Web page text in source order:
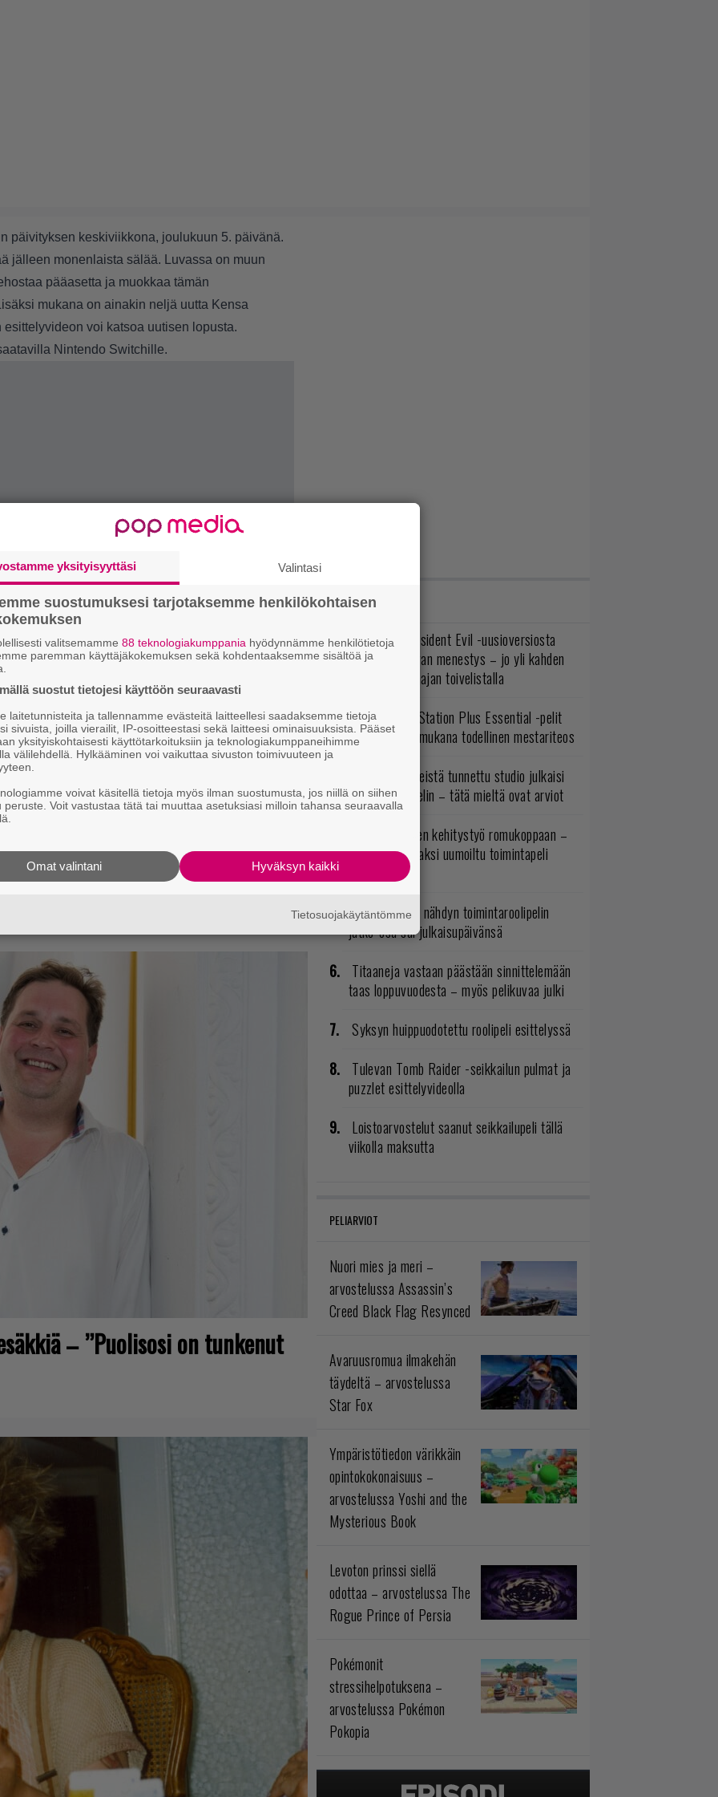
päivityksen keskiviikkona, joulukuun 5. päivänä.
jälleen monenlaista sälää. Luvassa on muun
pääasetta ja muokkaa tämän
mukana on ainakin neljä uutta Kensa
voi katsoa uutisen lopusta.
Nintendo Switchille.
Research Lab! 🐙#Splatoon2Ver. 4.3.0 will arrive
gear ability, additional weapons and more!
member of the Squid Lab!
kahvitauolla puhutaan! Nappaa ajankohtaiset
tästä.
– ”Puolisosi on tunkenut
LUETUIMMAT JUTUT
Tulevasta Resident Evil -uusioversiosta
näyttäisi tulevan menestys – jo yli kahden
miljoonan pelaajan toivelistalla
Elokuun PlayStation Plus Essential -pelit
ilmestyivät – mukana todellinen mestariteos
Pokémon-peleistä tunnettu studio julkaisi
toimintaroolipelin – tätä mieltä ovat arviot
Kuuden vuoden kehitystyö romukoppaan –
GTA:n kilpailijaksi uumoiltu toimintapeli
Vuonna 2018 nähdyn toimintaroolipelin
jatko-osa sai julkaisupäivänsä
Titaaneja vastaan päästään sinnittelemään
taas loppuvuodesta – myös pelikuvaa julki
Syksyn huippuodotettu roolipeli esittelyssä
Tulevan Tomb Raider -seikkailun pulmat ja
puzzlet esittelyvideolla
Loistoarvostelut saanut seikkailupeli tällä
viikolla maksutta
PELIARVIOT
Nuori mies ja meri –
arvostelussa Assassin’s
Creed Black Flag Resynced
Avaruusromua ilmakehän
täydeltä – arvostelussa
Star Fox
Ympäristötiedon värikkäin
opintokokonaisuus –
arvostelussa Yoshi and the
Mysterious Book
Levoton prinssi siellä
odottaa – arvostelussa The
Rogue Prince of Persia
Pokémonit
stressihelpotuksena –
arvostelussa Pokémon
Pokopia
yksityisyyttäsi Valintasi
suostumuksesi tarjotaksemme henkilökohtaisen
valitsemamme 88 teknologiakumppania hyödynnämme henkilötietoja
paremman käyttäjäkokemuksen sekä kohdentaaksemme sisältöä ja
suostut tietojesi käyttöön seuraavasti
laitetunnisteita ja tallennamme evästeitä laitteellesi saadaksemme tietoja
sivuista, joilla vierailit, IP-osoitteestasi sekä laitteesi ominaisuuksista. Pääset
yksityiskohtaisesti käyttötarkoituksiin ja teknologiakumppaneihimme
välilehdellä. Hylkääminen voi vaikuttaa sivuston toimivuuteen ja
voivat käsitellä tietoja myös ilman suostumusta, jos niillä on siihen
peruste. Voit vastustaa tätä tai muuttaa asetuksiasi milloin tahansa seuraavalla
Hyväksyn kaikki
Omat valintani
Tietosuojakäytäntömme